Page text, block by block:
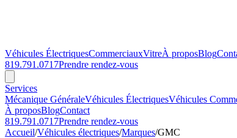
Véhicules ÉlectriquesCommerciauxVitreÀ proposBlog
819.791.0717Prendre rendez-vous
Services
Mécanique GénéraleVéhicules ÉlectriquesVéhicules
À proposBlogContact
819.791.0717Prendre rendez-vous
Accueil/Véhicules électriques/Marques/GMC